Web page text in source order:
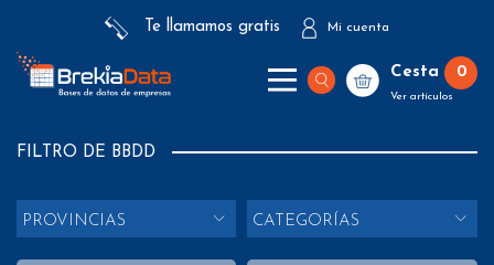
Te llamamos gratis Mi cuenta
Cesta 0
Ver artículos
FILTRO DE BBDD
PROVINCIAS CATEGORÍAS